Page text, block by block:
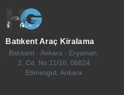
Batıkent Araç Kiralama
Batıkent · Ankara · Eryaman,
2. Cd. No:11/10, 06824
Etimesgut, Ankara